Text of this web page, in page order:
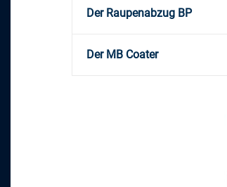
Der Raupenabzug BP
Der MB Coater